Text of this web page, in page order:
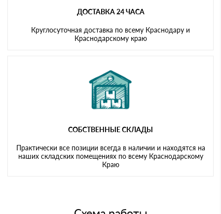
ДОСТАВКА 24 ЧАСА
Круглосуточная доставка по всему Краснодару и
Краснодарскому краю
СОБСТВЕННЫЕ СКЛАДЫ
Практически все позиции всегда в наличии и находятся на
наших складских помещениях по всему Краснодарскому
Краю